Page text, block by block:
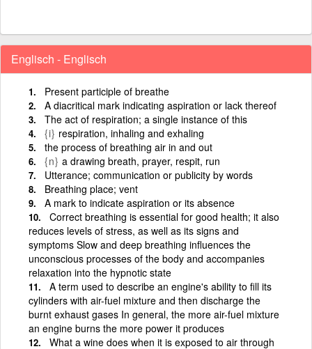
Englisch - Englisch
Present participle of breathe
A diacritical mark indicating aspiration or lack thereof
The act of respiration; a single instance of this
{i} respiration, inhaling and exhaling
the process of breathing air in and out
{n} a drawing breath, prayer, respit, run
Utterance; communication or publicity by words
Breathing place; vent
A mark to indicate aspiration or its absence
Correct breathing is essential for good health; it also
reduces levels of stress, as well as its signs and
symptoms Slow and deep breathing influences the
unconscious processes of the body and accompanies
relaxation into the hypnotic state
A term used to describe an engine's ability to fill its
cylinders with air-fuel mixture and then discharge the
burnt exhaust gases In general, the more air-fuel mixture
an engine burns the more power it produces
What a wine does when it is exposed to air through